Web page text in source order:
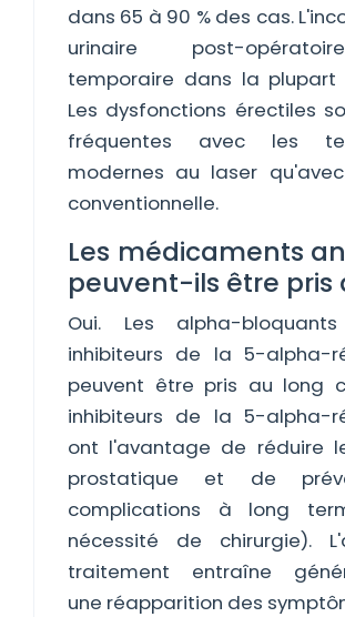
dans 65 à 90 % des cas.
urinaire post-
temporaire dans la plupart
Les dysfonctions érectiles
fréquentes avec les
modernes au laser qu'avec
conventionnelle.
Les médicaments
peuvent-ils être pris
Oui. Les alpha-
inhibiteurs de la 5-alpha-
peuvent être pris au long
inhibiteurs de la 5-alpha-
ont l'avantage de réduire
prostatique et de
complications à long
nécessité de chirurgie).
traitement entraîne
une réapparition des